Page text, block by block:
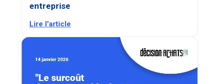
entreprise
Lire l'article